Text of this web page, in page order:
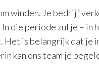
winden. Je bedrijf
die periode zul je –
Het is belangrijk dat je
kan ons team je